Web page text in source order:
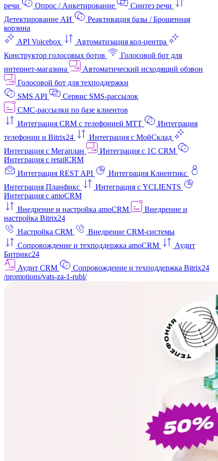
речи
Опрос / Анкетирование
Синтез речи
Детектирование АИ
Реактивация базы / Брошенная
корзина
API Voicebox
Автоматизация кол‑центра
Конструктор голосовых ботов
Голосовой бот для
интернет‑магазина
Автоматический исходящий обзвон
Голосовой бот для техподдержки
SMS API
Сервис SMS-рассылок
СМС-рассылки по базе клиентов
Интеграция CRM с телефонией МТТ
Интеграция
телефонии и Bitrix24
Интеграция с МойСклад
Интеграция с Мегаплан
Интеграция с 1C CRM
Интеграция с retailCRM
Интеграция REST API
Интеграция Клиентикс
Интеграция Планфикс
Интеграция с YCLIENTS
Интеграция с amoCRM
Внедрение и настройка amoCRM
Внедрение и
настройка Bitrix24
Настройка CRM
Внедрение CRM-системы
Сопровождение и техподдержка amoCRM
Аудит
Битрикс24
Аудит CRM
Сопровождение и техподдержка Bitrix24
/promotions/vats-za-1-rubl/